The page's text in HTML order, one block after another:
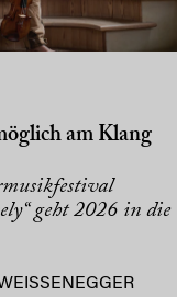
am Klang
geht 2026 in die